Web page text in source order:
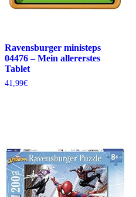
Ravensburger ministeps
04476 – Mein allererstes
Tablet
41,99€